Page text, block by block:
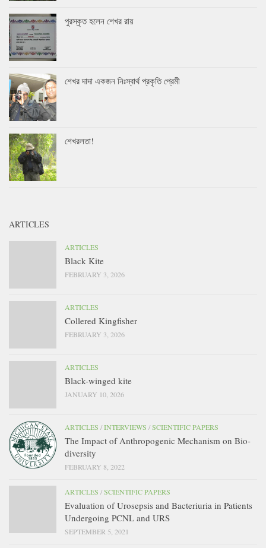
পুরস্কৃত হলেন শেখর রায়
শেখর দাদা একজন নিঃস্বার্থ প্রকৃতি প্রেমী
শেখরলতা!
ARTICLES
ARTICLES
Black Kite
FEBRUARY 3, 2026
ARTICLES
Collered Kingfisher
FEBRUARY 3, 2026
ARTICLES
Black-winged kite
JANUARY 10, 2026
ARTICLES /INTERVIEWS /SCIENTIFIC PAPERS
The Impact of Anthropogenic Mechanism on Bio-
diversity
FEBRUARY 8, 2022
ARTICLES /SCIENTIFIC PAPERS
Evaluation of Urosepsis and Bacteriuria in Patients
Undergoing PCNL and URS
SEPTEMBER 5, 2021